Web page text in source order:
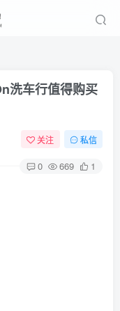
洗车行值得购买
关注 私信
0 669 1